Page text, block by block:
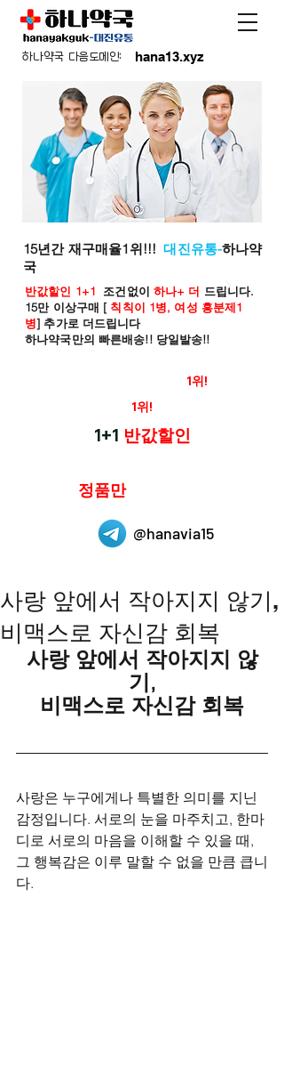
hana13.xyz
하나약국 다음도메인:
15년간 재구매율1위!!!대진유통-하나약
국
반값할인 1+1 조건없이 하나+ 더 드립니다.
15만 이상구매 [ 칙칙이 1병, 여성 흥분제1
병] 추가로 더드립니다
하나약국만의 빠른배송!! 당일발송!!
1위!
1위!
1+1 반값할인
정품만
@hanavia15
사랑 앞에서 작아지지 않기,
비맥스로 자신감 회복
사랑 앞에서 작아지지 않
기,
비맥스로 자신감 회복
사랑은 누구에게나 특별한 의미를 지닌
감정입니다. 서로의 눈을 마주치고, 한마
디로 서로의 마음을 이해할 수 있을 때,
그 행복감은 이루 말할 수 없을 만큼 큽니
다.